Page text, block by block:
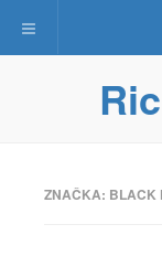
Toggle navigation
ZNAČKA: BLACK